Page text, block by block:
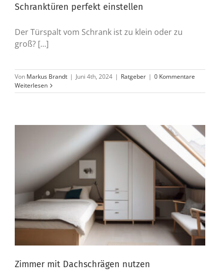
Schranktüren perfekt einstellen
Der Türspalt vom Schrank ist zu klein oder zu
groß? [...]
Von Markus Brandt | Juni 4th, 2024 | Ratgeber | 0 Kommentare
Weiterlesen
Zimmer mit Dachschrägen nutzen